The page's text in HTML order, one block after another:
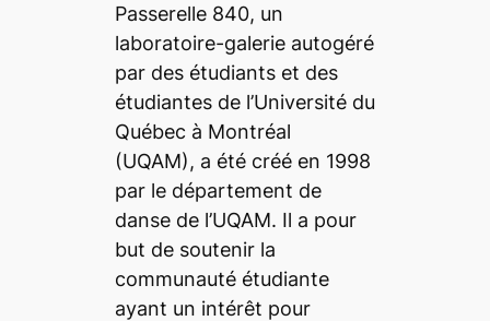
Passerelle 840, un
laboratoire-galerie autogéré
par des étudiants et des
étudiantes de l’Université du
Québec à Montréal
(UQAM), a été créé en 1998
par le département de
danse de l’UQAM. Il a pour
but de soutenir la
communauté étudiante
ayant un intérêt pour